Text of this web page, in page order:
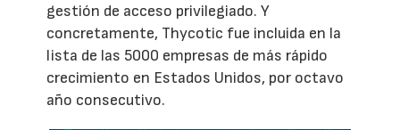
gestión de acceso privilegiado. Y
concretamente, Thycotic fue incluida en la
lista de las 5000 empresas de más rápido
crecimiento en Estados Unidos, por octavo
año consecutivo.